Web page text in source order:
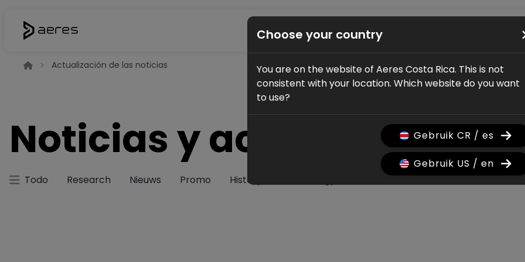
BicicletasTiendaServicio Sobre
Actualización de las noticias
Noticias y actualizaciones
Todo Research Nieuws Promo History Bike launch
Choose your country
You are on the website of Aeres Costa Rica. This is not
consistent with your location. Which website do you want
to use?
Gebruik CR / es
Gebruik US / en